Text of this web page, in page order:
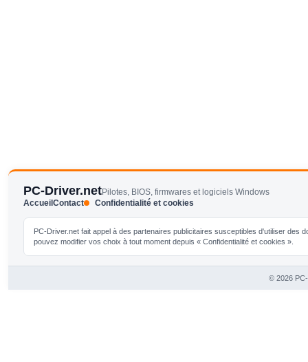
PC-Driver.netPilotes, BIOS, firmwares et logiciels Windows
AccueilContact Confidentialité et cookies
PC-Driver.net fait appel à des partenaires publicitaires susceptibles d'utiliser
pouvez modifier vos choix à tout moment depuis « Confidentialité et cookies ».
© 2026